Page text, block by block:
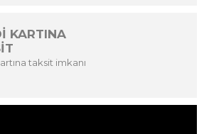
KARTINA
taksit imkanı